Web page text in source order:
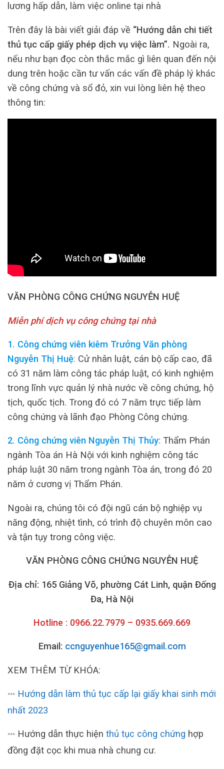
lương hấp dẫn, làm việc online tại nhà
Trên đây là bài viết giải đáp về “Hướng dẫn chi tiết
thủ tục cấp giấy phép dịch vụ việc làm”. Ngoài ra,
nếu như bạn đọc còn thắc mắc gì liên quan đến nội
dung trên hoặc cần tư vấn các vấn đề pháp lý khác
về công chứng và sổ đỏ, xin vui lòng liên hệ theo
thông tin:
VĂN PHÒNG CÔNG CHỨNG NGUYỄN HUỆ
Miễn phí dịch vụ công chứng tại nhà
1. Công chứng viên kiêm Trưởng Văn phòng
Nguyễn Thị Huệ: Cử nhân luật, cán bộ cấp cao, đã
có 31 năm làm công tác pháp luật, có kinh nghiệm
trong lĩnh vực quản lý nhà nước về công chứng, hộ
tịch, quốc tịch. Trong đó có 7 năm trực tiếp làm
công chứng và lãnh đạo Phòng Công chứng.
2. Công chứng viên Nguyễn Thị Thủy: Thẩm Phán
ngành Tòa án Hà Nội với kinh nghiệm công tác
pháp luật 30 năm trong ngành Tòa án, trong đó 20
năm ở cương vị Thẩm Phán.
Ngoài ra, chúng tôi có đội ngũ cán bộ nghiệp vụ
năng động, nhiệt tình, có trình độ chuyên môn cao
và tận tụy trong công việc.
VĂN PHÒNG CÔNG CHỨNG NGUYỄN HUỆ
Địa chỉ: 165 Giảng Võ, phường Cát Linh, quận Đống
Đa, Hà Nội
Hotline : 0966.22.7979 – 0935.669.669
Email: ccnguyenhue165@gmail.com
XEM THÊM TỪ KHÓA:
>>>
Hướng dẫn làm thủ tục cấp lại giấy khai sinh mới
nhất 2023
>>> Hướng dẫn thực hiện thủ tục công chứng hợp
đồng đặt cọc khi mua nhà chung cư.